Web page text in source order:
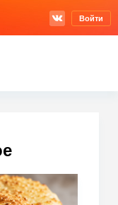
Войти